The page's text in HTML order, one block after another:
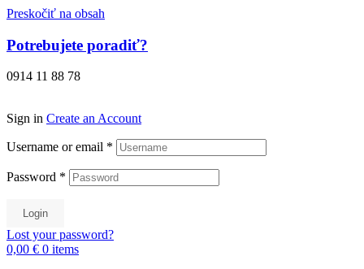
Preskočiť na obsah
Potrebujete poradiť?
0914 11 88 78
Sign in Create an Account
Username or email *
Password *
Login
Lost your password?
0,00 € 0 items